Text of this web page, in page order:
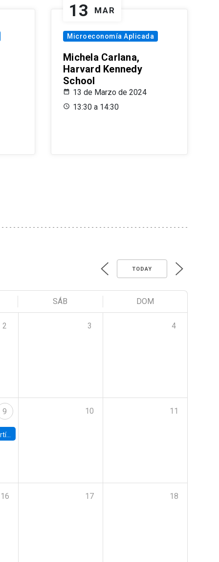
13 MAR
Microeconomía Aplicada
Michela Carlana,
Harvard Kennedy
School
13 de Marzo de 2024
13:30 a 14:30
TODAY
SÁB DOM
2 3 4
9
UC
10 11
16 17 18